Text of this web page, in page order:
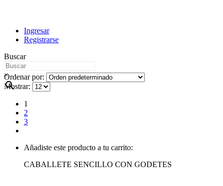
Ingresar
Registrarse
Buscar
×
Ordenar por:
Mostrar:
1
2
3
Añadiste este producto a tu carrito:
CABALLETE SENCILLO CON GODETES